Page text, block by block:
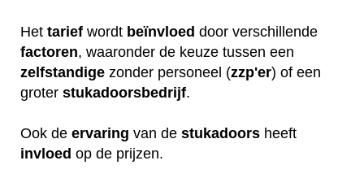
Het tarief wordt beïnvloed door verschillende
factoren, waaronder de keuze tussen een
zelfstandige zonder personeel (zzp'er) of een
groter stukadoorsbedrijf.
Ook de ervaring van de stukadoors heeft
invloed op de prijzen.